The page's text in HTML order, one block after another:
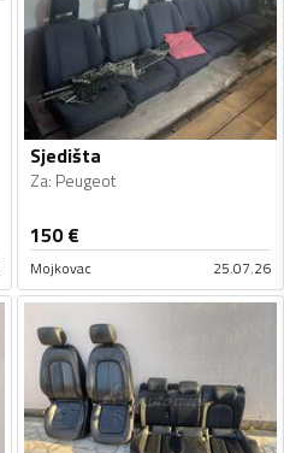
Sjedišta
Za: Peugeot
150€
Mojkovac 25.07.26